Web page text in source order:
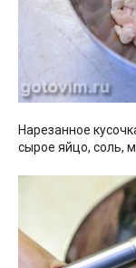
Нарезанное
сырое яйцо, соль,